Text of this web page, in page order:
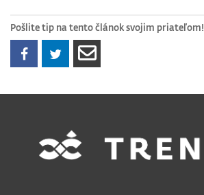
Pošlite tip na tento článok svojim priateľom!